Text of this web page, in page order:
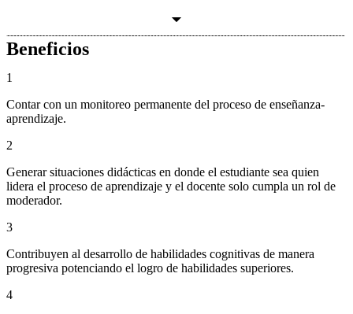
Beneficios
1
Contar con un monitoreo permanente del proceso de enseñanza-
aprendizaje.
2
Generar situaciones didácticas en donde el estudiante sea quien
lidera el proceso de aprendizaje y el docente solo cumpla un rol de
moderador.
3
Contribuyen al desarrollo de habilidades cognitivas de manera
progresiva potenciando el logro de habilidades superiores.
4